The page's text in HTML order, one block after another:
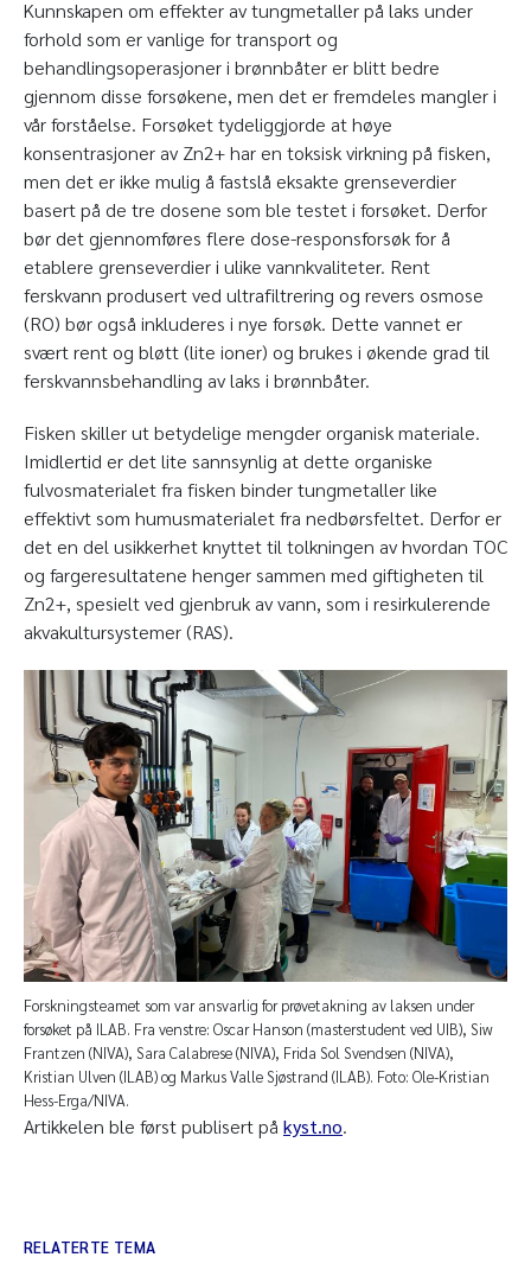
Kunnskapen om effekter av tungmetaller på laks under
forhold som er vanlige for transport og
behandlingsoperasjoner i brønnbåter er blitt bedre
gjennom disse forsøkene, men det er fremdeles mangler i
vår forståelse. Forsøket tydeliggjorde at høye
konsentrasjoner av Zn2+har en toksisk virkning på fisken,
men det er ikke mulig å fastslå eksakte grenseverdier
basert på de tre dosene som ble testet i forsøket. Derfor
bør det gjennomføres flere dose-responsforsøk for å
etablere grenseverdier i ulike vannkvaliteter. Rent
ferskvann produsert ved ultrafiltrering og revers osmose
(RO) bør også inkluderes i nye forsøk. Dette vannet er
svært rent og bløtt (lite ioner) og brukes i økende grad til
ferskvannsbehandling av laks i brønnbåter.
Fisken skiller ut betydelige mengder organisk materiale.
Imidlertid er det lite sannsynlig at dette organiske
fulvosmaterialet fra fisken binder tungmetaller like
effektivt som humusmaterialet fra nedbørsfeltet. Derfor er
det en del usikkerhet knyttet til tolkningen av hvordan TOC
og fargeresultatene henger sammen med giftigheten til
Zn2+, spesielt ved gjenbruk av vann, som i resirkulerende
akvakultursystemer (RAS).
Forskningsteamet som var ansvarlig for prøvetakning av laksen under
forsøket på ILAB. Fra venstre: Oscar Hanson (masterstudent ved UIB), Siw
Frantzen (NIVA), Sara Calabrese (NIVA), Frida Sol Svendsen (NIVA),
Kristian Ulven (ILAB) og Markus Valle Sjøstrand (ILAB). Foto: Ole-Kristian
Hess-Erga/NIVA.
Artikkelen ble først publisert på kyst.no.
RELATERTE TEMA